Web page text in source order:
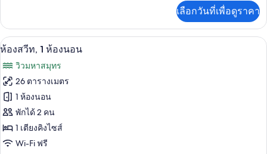
สวีท,
1
ห้อง
นอน,
วิว
รีสอร์ท
(Balcony)
เกี่ยว
กับ
ห้อง
เซก
คิว
ทีฟ
สวี
ท,
ห้อง
นอน,
เลือกวันที่เพื่อดูราคา
เปิด
ภาพถ่าย
ทั้งหมด
ของ
ห้อง
สวีท,
1
ห้องสวีท, 1 ห้องนอน | เครื่องนอนระดั
8
ห้องสวีท, 1 ห้องนอน
วิวมหาสมุทร
26 ตารางเมตร
1 ห้องนอน
พักได้ 2 คน
1 เตียงคิงไซส์
Wi-Fi ฟรี